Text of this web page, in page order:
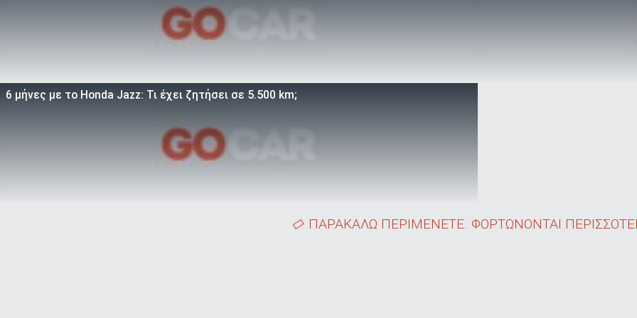
6 μήνες με το Honda Jazz: Τι έχει ζητήσει σε 5.500 km;
ΠΑΡΑΚΑΛΩ ΠΕΡΙΜΕΝΕΤΕ. ΦΟΡΤΩΝΟΝΤΑΙ